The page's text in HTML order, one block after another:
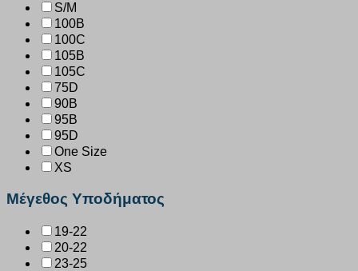
S/M
100B
100C
105B
105C
75D
90B
95B
95D
One Size
XS
Μέγεθος Υποδήματος
19-22
20-22
23-25